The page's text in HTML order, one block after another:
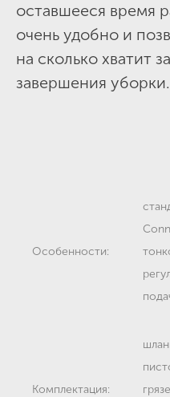
оставшееся время
очень удобно и
на сколько хватит
завершения уборки.
Особенности:
Комплектация: